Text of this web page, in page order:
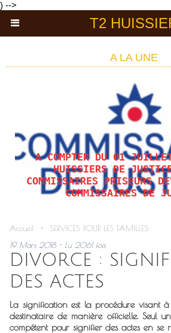
) -->
T2
A LA UNE
A COMPTER DU 01
HUISSIERS DE
COMMISSAIRES PRISEURS
COMMISSAIRES DE
Accueil >
SERVICES POUR LES FAMILLES
19 Mars 2018 - Lu 2061 fois
DIVORCE :
DES ACTES
La signification est la procédure visant
destinataire de manière officielle. Seul
compétent pour signifier des actes en se